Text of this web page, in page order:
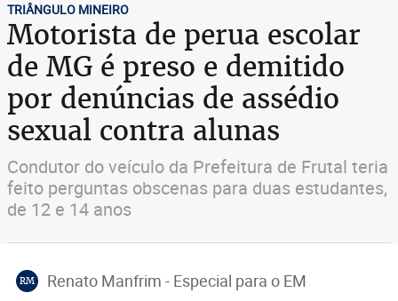
TRIÂNGULO MINEIRO
Motorista de perua escolar
de MG é preso e demitido
por denúncias de assédio
sexual contra alunas
Condutor do veículo da Prefeitura de Frutal teria
feito perguntas obscenas para duas estudantes,
de 12 e 14 anos
RM Renato Manfrim - Especial para o EM